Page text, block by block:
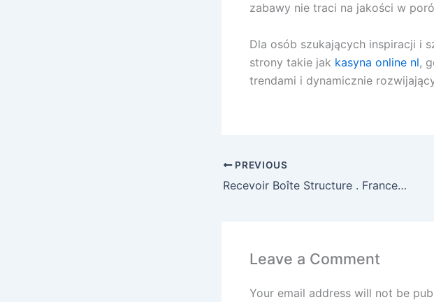
zabawy nie traci na jakości w
Dla osób szukających inspiracji i
strony takie jak kasyna online nl,
trendami i dynamicznie
PREVIOUS
Recevoir Boîte Structure . France Spin & Win casino stake
Leave a Comment
Your email address will not be